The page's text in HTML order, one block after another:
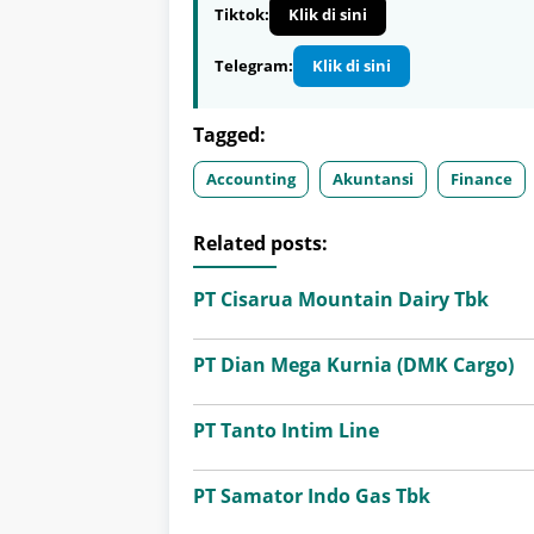
Tiktok: Klik di sini
Telegram: Klik di sini
Tagged:
Accounting Akuntansi Finance
Related posts:
PT Cisarua Mountain Dairy Tbk
PT Dian Mega Kurnia (DMK Cargo)
PT Tanto Intim Line
PT Samator Indo Gas Tbk